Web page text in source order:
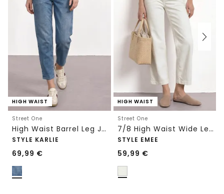
HIGH WAIST
Street One
High Waist Barrel Leg Jeans im Loose Fit
STYLE KARLIE
69,99 €
HIGH WAIST
Street One
7/8 High Waist Wide Leg Jeans im Loose Fit
STYLE EMEE
59,99 €